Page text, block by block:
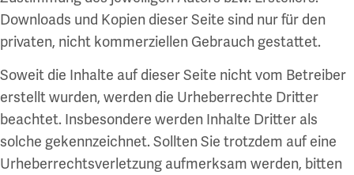
Downloads und Kopien dieser Seite sind nur für den
privaten, nicht kommerziellen Gebrauch gestattet.
Soweit die Inhalte auf dieser Seite nicht vom Betreiber
erstellt wurden, werden die Urheberrechte Dritter
beachtet. Insbesondere werden Inhalte Dritter als
solche gekennzeichnet. Sollten Sie trotzdem auf eine
Urheberrechtsverletzung aufmerksam werden, bitten